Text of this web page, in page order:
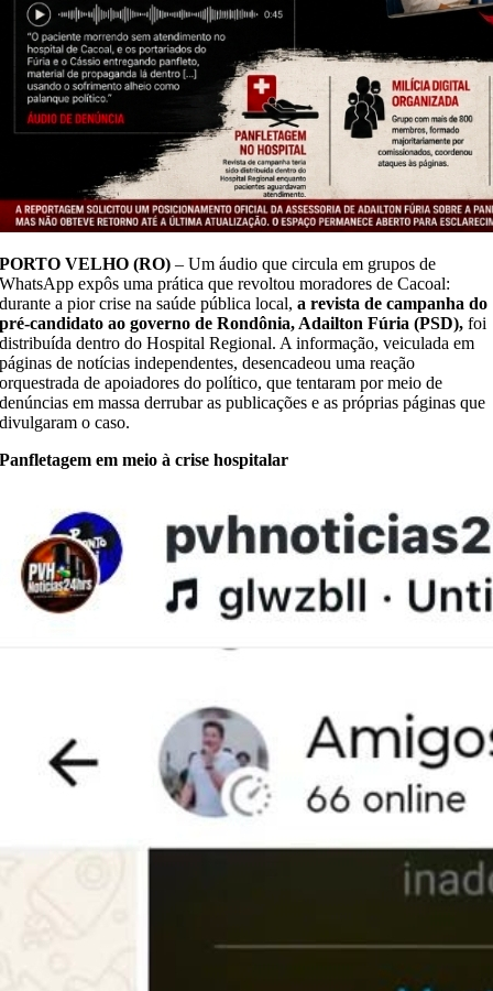
PORTO VELHO (RO)– Um áudio que circula em grupos de
WhatsApp expôs uma prática que revoltou moradores de Cacoal:
durante a pior crise na saúde pública local,a revista de campanha do
pré-candidato ao governo de Rondônia, Adailton Fúria (PSD), foi
distribuída dentro do Hospital Regional. A informação, veiculada em
páginas de notícias independentes, desencadeou uma reação
orquestrada de apoiadores do político, que tentaram por meio de
denúncias em massa derrubar as publicações e as próprias páginas que
divulgaram o caso.
Panfletagem em meio à crise hospitalar